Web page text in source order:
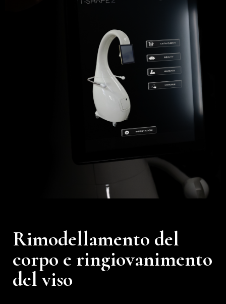
Rimodellamento del
corpo e ringiovanimento
del viso